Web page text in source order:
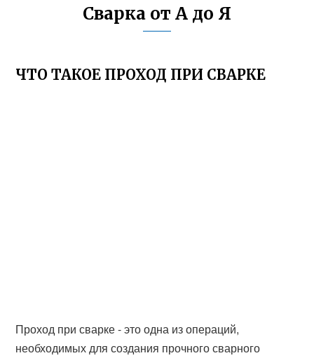
Сварка от А до Я
ЧТО ТАКОЕ ПРОХОД ПРИ СВАРКЕ
Проход при сварке - это одна из операций,
необходимых для создания прочного сварного